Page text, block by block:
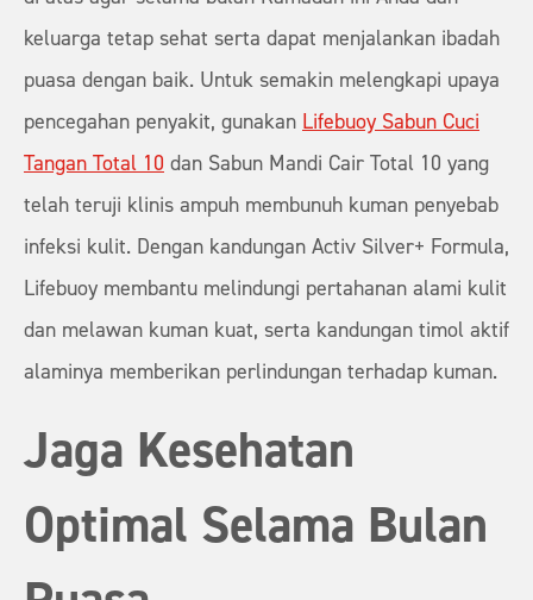
keluarga tetap sehat serta dapat menjalankan ibadah
puasa dengan baik. Untuk semakin melengkapi upaya
pencegahan penyakit, gunakan Lifebuoy Sabun Cuci
Tangan Total 10 dan Sabun Mandi Cair Total 10 yang
telah teruji klinis ampuh membunuh kuman penyebab
infeksi kulit. Dengan kandungan Activ Silver+ Formula,
Lifebuoy membantu melindungi pertahanan alami kulit
dan melawan kuman kuat, serta kandungan timol aktif
alaminya memberikan perlindungan terhadap kuman.
Jaga Kesehatan
Optimal Selama Bulan